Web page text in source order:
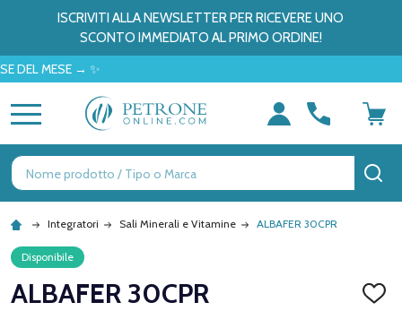
ISCRIVITI ALLA NEWSLETTER PER RICEVERE UNO
SCONTO IMMEDIATO AL PRIMO ORDINE!
MESE → ✨
Ricerca
Integratori Sali Minerali e Vitamine ALBAFER 30CPR
Disponibile
ALBAFER 30CPR